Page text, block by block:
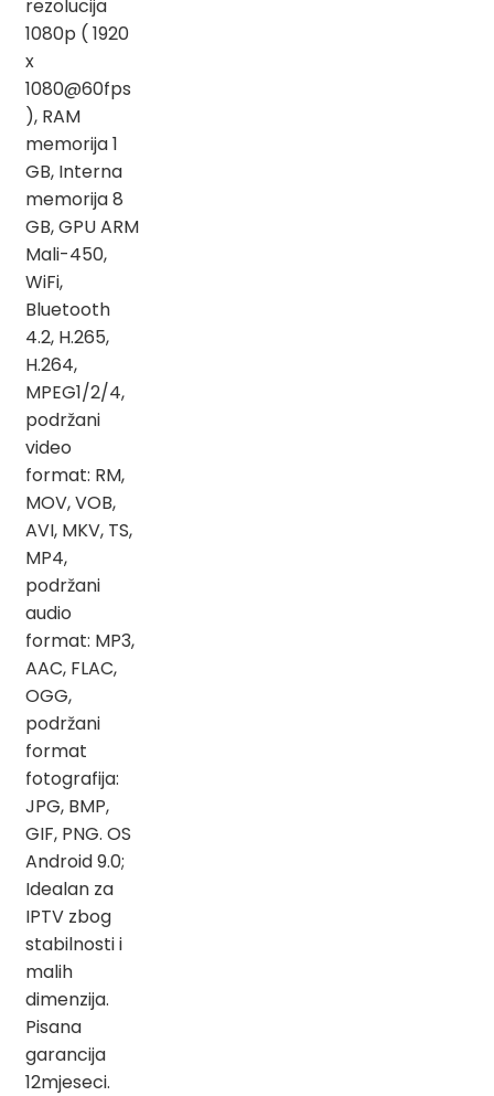
rezolucija
1080p ( 1920
x
1080@60fps
), RAM
memorija 1
GB, Interna
memorija 8
GB, GPU ARM
Mali-450,
WiFi,
Bluetooth
4.2, H.265,
H.264,
MPEG1/2/4,
podržani
video
format: RM,
MOV, VOB,
AVI, MKV, TS,
MP4,
podržani
audio
format: MP3,
AAC, FLAC,
OGG,
podržani
format
fotografija:
JPG, BMP,
GIF, PNG. OS
Android 9.0;
Idealan za
IPTV zbog
stabilnosti i
malih
dimenzija.
Pisana
garancija
12mjeseci.